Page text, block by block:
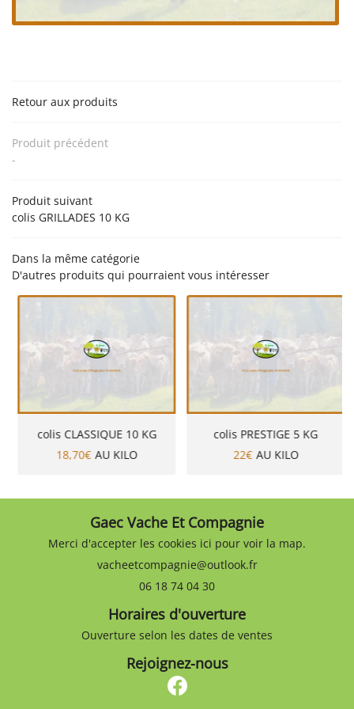
ACCUEIL
EN IMAGES
ACTUALITÉS
06 18 74 04
Retour aux produits
Produit précédent
-
Produit suivant
colis GRILLADES 10 KG
Dans la même catégorie
D'autres produits qui pourraient vous intéresser
colis CLASSIQUE 10 KG
18,70€ AU KILO
colis PRESTIGE 5 KG
22€ AU KILO
Gaec Vache Et Compagnie
Merci d'accepter les cookies ici pour voir la map.
06 18 74 04 30
Horaires d'ouverture
Ouverture selon les dates de ventes
Rejoignez-nous